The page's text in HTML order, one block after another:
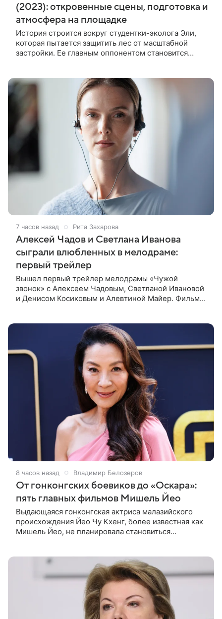
(2023): откровенные сцены, подготовка и
атмосфера на площадке
История строится вокруг студентки-эколога Эли,
которая пытается защитить лес от масштабной
застройки. Ее главным оппонентом становится
7 часов назад Рита Захарова
Алексей Чадов и Светлана Иванова
сыграли влюбленных в мелодраме:
первый трейлер
Вышел первый трейлер мелодрамы «Чужой
звонок» с Алексеем Чадовым, Светланой Ивановой
и Денисом Косиковым и Алевтиной Майер. Фильм
8 часов назад Владимир Белозеров
От гонконгских боевиков до «Оскара»:
пять главных фильмов Мишель Йео
Выдающаяся гонконгская актриса малазийского
происхождения Йео Чу Кхенг, более известная как
Мишель Йео, не планировала становиться